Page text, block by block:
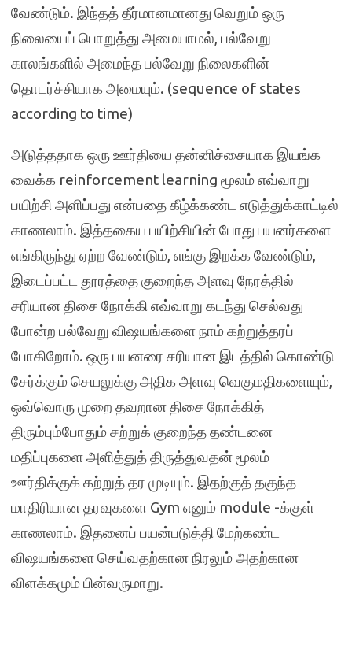
வேண்டும். இந்தத் தீர்மானமானது வெறும் ஒரு
நிலையைப் பொறுத்து அமையாமல், பல்வேறு
காலங்களில் அமைந்த பல்வேறு நிலைகளின்
தொடர்ச்சியாக அமையும். (sequence of states
according to time)
அடுத்ததாக ஒரு ஊர்தியை தன்னிச்சையாக இயங்க
வைக்க reinforcement learning மூலம் எவ்வாறு
பயிற்சி அளிப்பது என்பதை கீழ்க்கண்ட எடுத்துக்காட்டில்
காணலாம். இத்தகைய பயிற்சியின் போது பயனர்களை
எங்கிருந்து ஏற்ற வேண்டும், எங்கு இறக்க வேண்டும்,
இடைப்பட்ட தூரத்தை குறைந்த அளவு நேரத்தில்
சரியான திசை நோக்கி எவ்வாறு கடந்து செல்வது
போன்ற பல்வேறு விஷயங்களை நாம் கற்றுத்தரப்
போகிறோம். ஒரு பயனரை சரியான இடத்தில் கொண்டு
சேர்க்கும் செயலுக்கு அதிக அளவு வெகுமதிகளையும்,
ஒவ்வொரு முறை தவறான திசை நோக்கித்
திரும்பும்போதும் சற்றுக் குறைந்த தண்டனை
மதிப்புகளை அளித்துத் திருத்துவதன் மூலம்
ஊர்திக்குக் கற்றுத் தர முடியும். இதற்குத் தகுந்த
மாதிரியான தரவுகளை Gym எனும் module -க்குள்
காணலாம். இதனைப் பயன்படுத்தி மேற்கண்ட
விஷயங்களை செய்வதற்கான நிரலும் அதற்கான
விளக்கமும் பின்வருமாறு.